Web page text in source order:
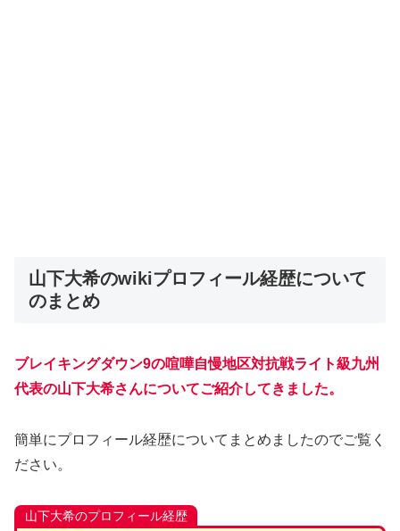
山下大希のwikiプロフィール経歴について
のまとめ
ブレイキングダウン9の喧嘩自慢地区対抗戦ライト級九州
代表の山下大希さんについてご紹介してきました。
簡単にプロフィール経歴についてまとめましたのでご覧く
ださい。
山下大希のプロフィール経歴